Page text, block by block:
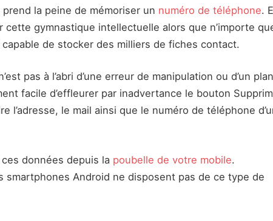
la peine de mémoriser un numéro de téléphone.
cette gymnastique intellectuelle alors que n’importe
de stocker des milliers de fiches contact.
pas à l’abri d’une erreur de manipulation ou d’un
facile d’effleurer par inadvertance le bouton
l’adresse, le mail ainsi que le numéro de téléphone
données depuis la poubelle de votre mobile.
smartphones Android ne disposent pas de ce type de